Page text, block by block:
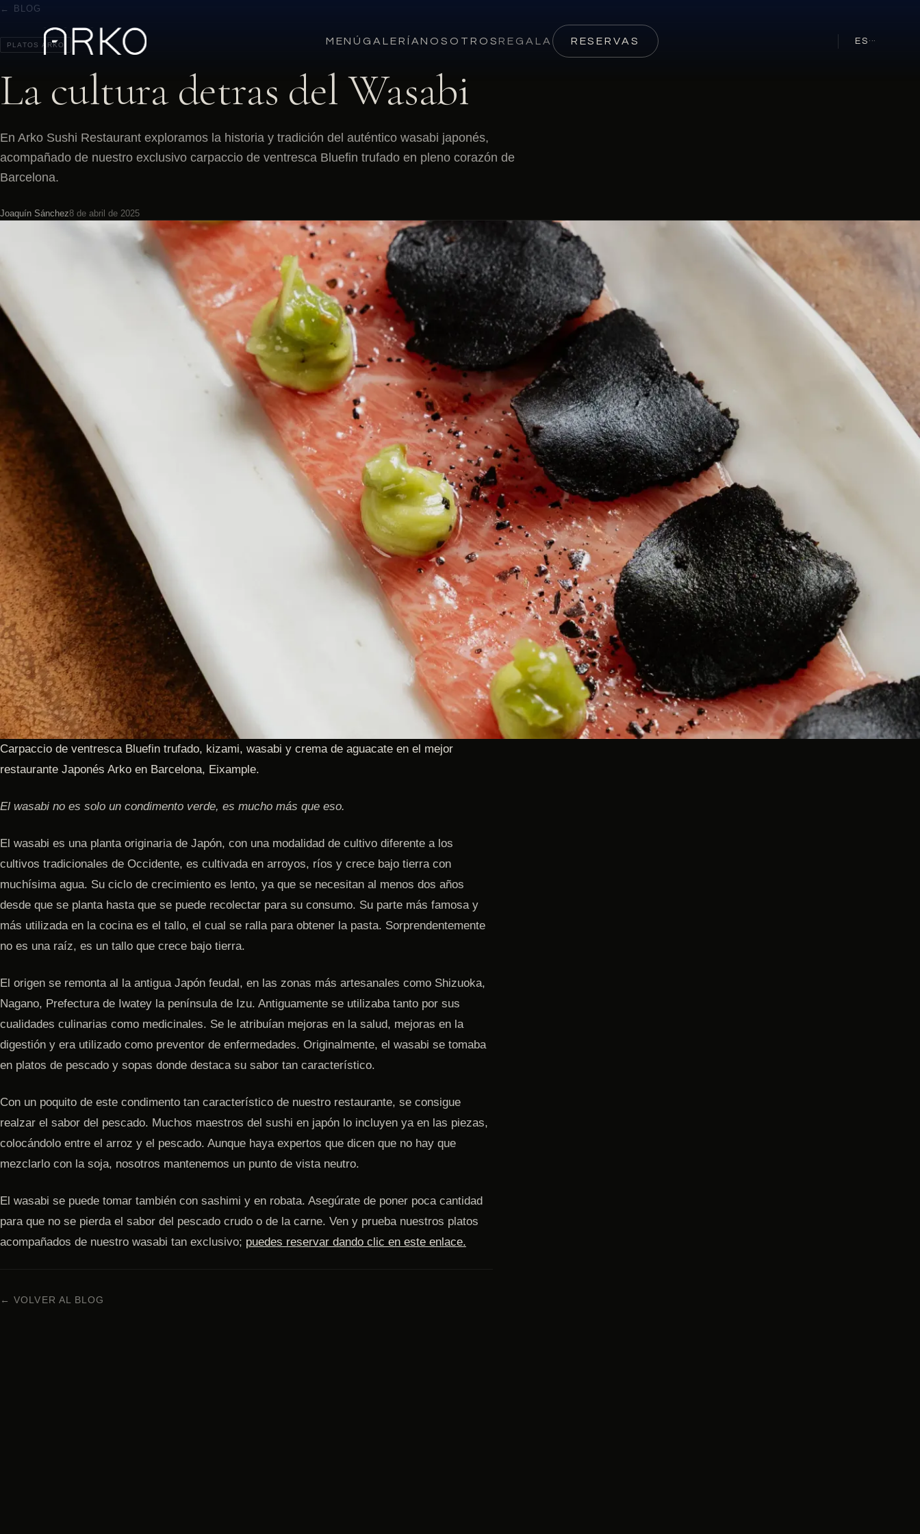
MENÚ GALERÍANOSOTROS REGALA RESERVAS ES ···
← BLOG
PLATOS ARKO
La cultura detras del Wasabi
En Arko Sushi Restaurant exploramos la historia y tradición del auténtico wasabi japonés,
acompañado de nuestro exclusivo carpaccio de ventresca Bluefin trufado en pleno corazón de
Barcelona.
Joaquín Sánchez8 de abril de 2025
Carpaccio de ventresca Bluefin trufado, kizami, wasabi y crema de aguacate en el mejor
restaurante Japonés Arko en Barcelona, Eixample.
El wasabi no es solo un condimento verde, es mucho más que eso.
El wasabi es una planta originaria de Japón, con una modalidad de cultivo diferente a los
cultivos tradicionales de Occidente, es cultivada en arroyos, ríos y crece bajo tierra con
muchísima agua. Su ciclo de crecimiento es lento, ya que se necesitan al menos dos años
desde que se planta hasta que se puede recolectar para su consumo. Su parte más famosa y
más utilizada en la cocina es el tallo, el cual se ralla para obtener la pasta. Sorprendentemente
no es una raíz, es un tallo que crece bajo tierra.
El origen se remonta al la antigua Japón feudal, en las zonas más artesanales como Shizuoka,
Nagano, Prefectura de Iwatey la península de Izu. Antiguamente se utilizaba tanto por sus
cualidades culinarias como medicinales. Se le atribuían mejoras en la salud, mejoras en la
digestión y era utilizado como preventor de enfermedades. Originalmente, el wasabi se tomaba
en platos de pescado y sopas donde destaca su sabor tan característico.
Con un poquito de este condimento tan característico de nuestro restaurante, se consigue
realzar el sabor del pescado. Muchos maestros del sushi en japón lo incluyen ya en las piezas,
colocándolo entre el arroz y el pescado. Aunque haya expertos que dicen que no hay que
mezclarlo con la soja, nosotros mantenemos un punto de vista neutro.
El wasabi se puede tomar también con sashimi y en robata. Asegúrate de poner poca cantidad
para que no se pierda el sabor del pescado crudo o de la carne. Ven y prueba nuestros platos
acompañados de nuestro wasabi tan exclusivo; puedes reservar dando clic en este enlace.
← VOLVER AL BLOG